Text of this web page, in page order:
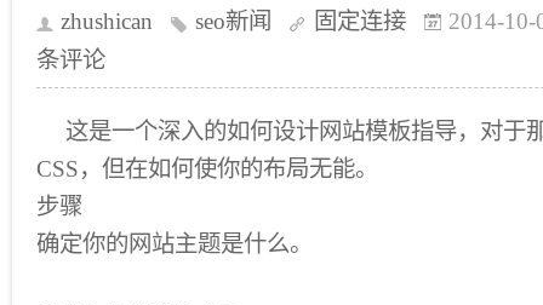
zhushican seo新闻 固定连接
2014-10-
条评论
这是一个深入的如何设计网站模板指导，对于
CSS，但在如何使你的布局无能。
步骤
确定你的网站主题是什么。